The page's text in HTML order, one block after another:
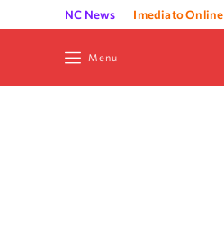
NC News Imediato Online
Menu